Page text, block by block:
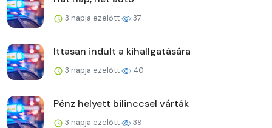
3 napja ezelőtt 37
Ittasan indult a kihallgatására
3 napja ezelőtt 40
Pénz helyett bilinccsel várták
3 napja ezelőtt 39